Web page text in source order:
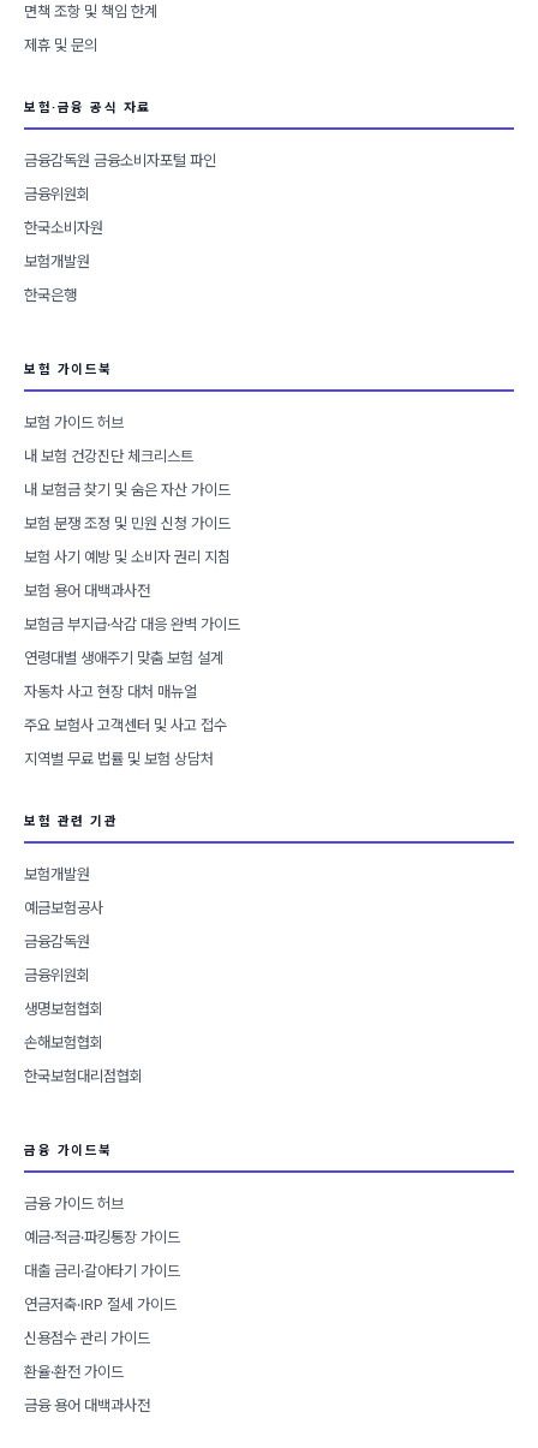
면책 조항 및 책임 한계
제휴 및 문의
보험·금융 공식 자료
금융감독원 금융소비자포털 파인
금융위원회
한국소비자원
보험개발원
한국은행
보험 가이드북
보험 가이드 허브
내 보험 건강진단 체크리스트
내 보험금 찾기 및 숨은 자산 가이드
보험 분쟁 조정 및 민원 신청 가이드
보험 사기 예방 및 소비자 권리 지침
보험 용어 대백과사전
보험금 부지급·삭감 대응 완벽 가이드
연령대별 생애주기 맞춤 보험 설계
자동차 사고 현장 대처 매뉴얼
주요 보험사 고객센터 및 사고 접수
지역별 무료 법률 및 보험 상담처
보험 관련 기관
보험개발원
예금보험공사
금융감독원
금융위원회
생명보험협회
손해보험협회
한국보험대리점협회
금융 가이드북
금융 가이드 허브
예금·적금·파킹통장 가이드
대출 금리·갈아타기 가이드
연금저축·IRP 절세 가이드
신용점수 관리 가이드
환율·환전 가이드
금융 용어 대백과사전